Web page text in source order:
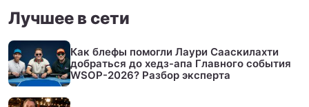
Лучшее в сети
Как блефы помогли Лаури Сааскилахти
добраться до хедз-апа Главного события
WSOP-2026? Разбор эксперта